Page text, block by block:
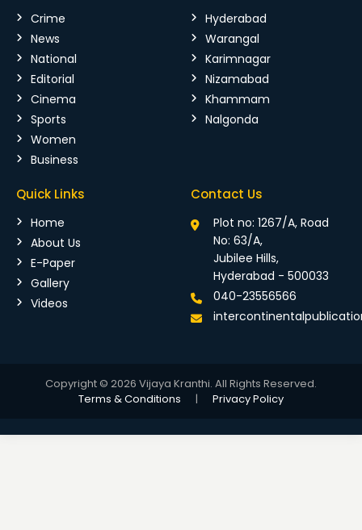
Crime
News
National
Editorial
Cinema
Sports
Women
Business
Hyderabad
Warangal
Karimnagar
Nizamabad
Khammam
Nalgonda
Quick Links
Home
About Us
E-Paper
Gallery
Videos
Contact Us
Plot no: 1267/A, Road
No: 63/A,
Jubilee Hills,
Hyderabad - 500033
040-23556566
Copyright © 2026 Vijaya Kranthi. All Rights Reserved.
Terms & Conditions
| Privacy Policy